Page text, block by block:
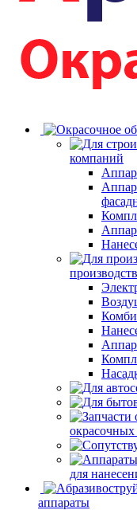
компаний
окрасочных
для
аппараты